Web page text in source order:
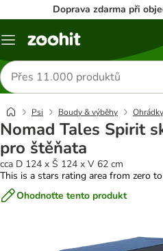
Doprava zdarma při
Menu
Hledat
produkty
Psi Boudy & výběhy
Nomad Tales Spirit
pro štěňata
cca D 124 x Š 124 x V 62 cm
This is a stars rating area from zero
Ohodnoťte tento produkt